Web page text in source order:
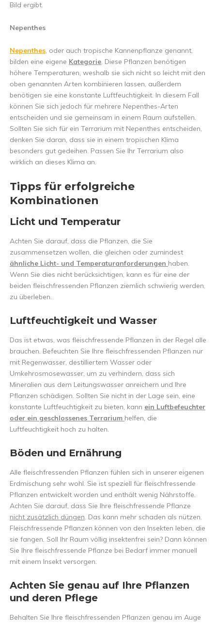
Bild ergibt.
Nepenthes
Nepenthes, oder auch tropische Kannenpflanze genannt,
bilden eine eigene Kategorie. Diese Pflanzen benötigen
höhere Temperaturen, weshalb sie sich nicht so leicht mit den
oben genannten Arten kombinieren lassen, außerdem
benötigen sie eine konstante Luftfeuchtigkeit. In diesem Fall
können Sie sich jedoch für mehrere Nepenthes-Arten
entscheiden und sie gemeinsam in einem Raum aufstellen.
Sollten Sie sich für ein Terrarium mit Nepenthes entscheiden,
denken Sie daran, dass sie in einem tropischen Klima
besonders gut gedeihen. Passen Sie Ihr Terrarium also
wirklich an dieses Klima an.
Tipps für erfolgreiche
Kombinationen
Licht und Temperatur
Achten Sie darauf, dass die Pflanzen, die Sie
zusammensetzen wollen, die gleichen oder zumindest
ähnliche Licht- und Temperaturanforderungen haben.
Wenn Sie dies nicht berücksichtigen, kann es für eine der
beiden fleischfressenden Pflanzen ziemlich schwierig werden,
zu überleben.
Luftfeuchtigkeit und Wasser
Das ist etwas, was fleischfressende Pflanzen in der Regel alle
brauchen. Befeuchten Sie Ihre fleischfressenden Pflanzen nur
mit Regenwasser, destilliertem Wasser oder
Umkehrosmosewasser, um zu verhindern, dass sich
Mineralien aus dem Leitungswasser anreichern und Ihre
Pflanzen schädigen. Sollten Sie nicht in der Lage sein, eine
konstante Luftfeuchtigkeit zu bieten, kann ein Luftbefeuchter
oder ein geschlossenes Terrarium helfen, die
Luftfeuchtigkeit hoch zu halten.
Böden und Ernährung
Alle fleischfressenden Pflanzen fühlen sich in unserer eigenen
Erdmischung sehr wohl. Sie ist speziell für fleischfressende
Pflanzen entwickelt worden und enthält wenig Nährstoffe.
Achten Sie darauf, dass Sie Ihre fleischfressende Pflanze
nicht zusätzlich düngen. Das kann mehr schaden als nützen.
Fleischfressende Pflanzen können von den Insekten leben, die
sie fangen. Soll Ihr Raum völlig insektenfrei sein? Dann können
Sie Ihre fleischfressende Pflanze bei Bedarf immer manuell
mit einem Insekt versorgen.
Achten Sie genau auf Ihre Pflanzen
und deren Pflege
Behalten Sie Ihre fleischfressenden Pflanzen genau im Auge